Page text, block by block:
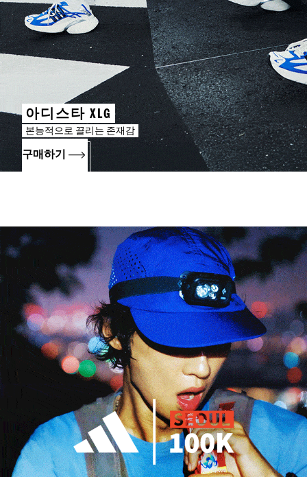
아디스타 XLG
본능적으로 끌리는 존재감
구매하기